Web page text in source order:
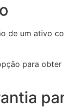
um ativo
para